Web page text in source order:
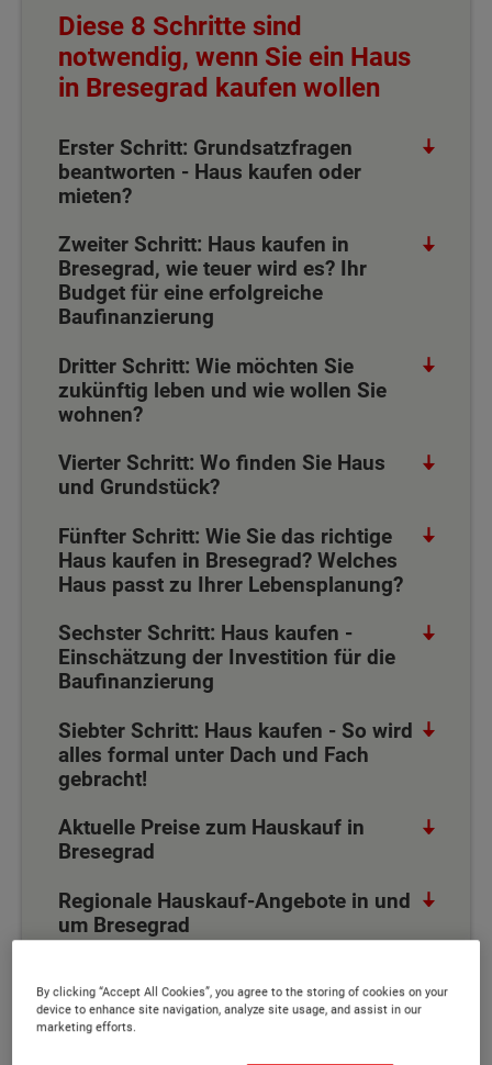
Diese 8 Schritte sind
notwendig, wenn Sie ein Haus
in Bresegrad kaufen wollen
Erster Schritt: Grundsatzfragen
beantworten - Haus kaufen oder
mieten?
Zweiter Schritt: Haus kaufen in
Bresegrad, wie teuer wird es? Ihr
Budget für eine erfolgreiche
Baufinanzierung
Dritter Schritt: Wie möchten Sie
zukünftig leben und wie wollen Sie
wohnen?
Vierter Schritt: Wo finden Sie Haus
und Grundstück?
Fünfter Schritt: Wie Sie das richtige
Haus kaufen in Bresegrad? Welches
Haus passt zu Ihrer Lebensplanung?
Sechster Schritt: Haus kaufen -
Einschätzung der Investition für die
Baufinanzierung
Siebter Schritt: Haus kaufen - So wird
alles formal unter Dach und Fach
gebracht!
Aktuelle Preise zum Hauskauf in
Bresegrad
Regionale Hauskauf-Angebote in und
um Bresegrad
Zu den häufigsten 4 Fragen, die sich
By clicking “Accept All Cookies”, you agree to the storing of cookies on your
device to enhance site navigation, analyze site usage, and assist in our
marketing efforts.